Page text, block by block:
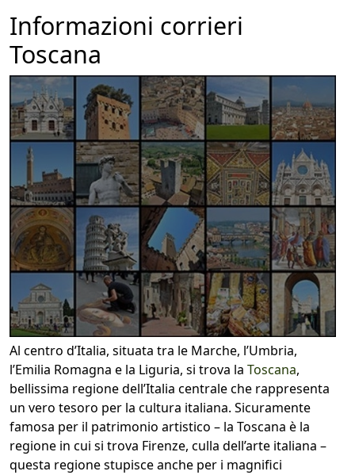
Informazioni corrieri
Toscana
Al centro d’Italia, situata tra le Marche, l’Umbria,
l’Emilia Romagna e la Liguria, si trova la Toscana,
bellissima regione dell’Italia centrale che rappresenta
un vero tesoro per la cultura italiana. Sicuramente
famosa per il patrimonio artistico – la Toscana è la
regione in cui si trova Firenze, culla dell’arte italiana –
questa regione stupisce anche per i magnifici